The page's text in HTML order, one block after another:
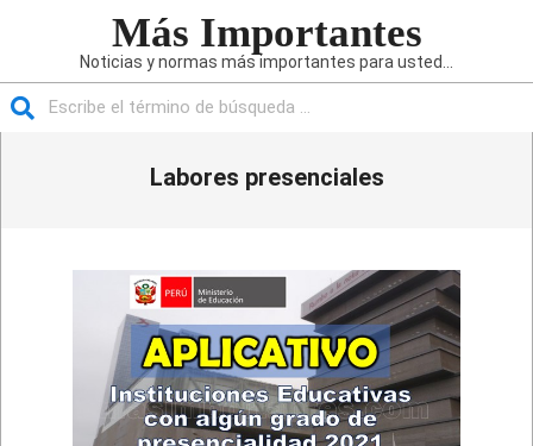
Más Importantes
Noticias y normas más importantes para usted...
Labores presenciales